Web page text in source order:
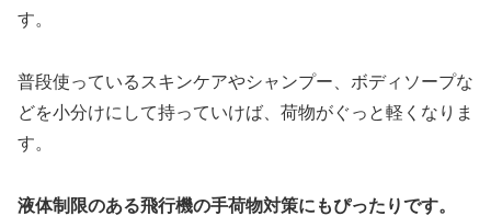
す。
普段使っているスキンケアやシャンプー、ボディソープな
どを小分けにして持っていけば、荷物がぐっと軽くなりま
す。
液体制限のある飛行機の手荷物対策にもぴったりです。